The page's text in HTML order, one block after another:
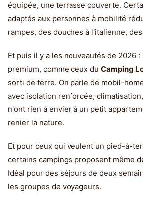
équipée, une terrasse couverte.
adaptés aux personnes à mobilité
rampes, des douches à l'italienne,
Et puis il y a les nouveautés de 2026
premium, comme ceux du Camping
sorti de terre. On parle de mobil-
avec isolation renforcée,
n'ont rien à envier à un petit
renier la nature.
Et pour ceux qui veulent un pied-à-
certains campings proposent même
Idéal pour des séjours de deux
les groupes de voyageurs.